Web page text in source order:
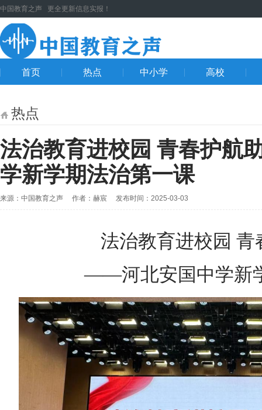
中国教育之声 更全更新信息实报！
首页 热点 中小学 高校
热点
法治教育进校园 青春护
学新学期法治第一课
来源：中国教育之声 作者：赫宸 发布时间：2025-03-03
法治教育进校园 青
——河北安国中学新